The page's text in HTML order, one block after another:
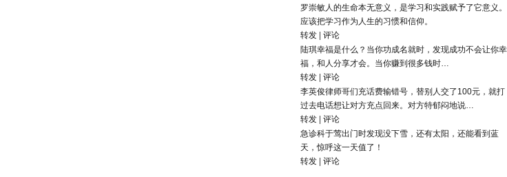
罗崇敏人的生命本无意义，是学习和实践赋予了它意义。
应该把学习作为人生的习惯和信仰。
转发
评论
陆琪幸福是什么？当你功成名就时，发现成功不会让你幸
福，和人分享才会。当你赚到很多钱时…
转发
评论
李英俊律师哥们充话费输错号，替别人交了100元，就打
过去电话想让对方充点回来。对方特郁闷地说…
转发
评论
急诊科于莺出门时发现没下雪，还有太阳，还能看到蓝
天，惊呼这一天值了！
转发
评论